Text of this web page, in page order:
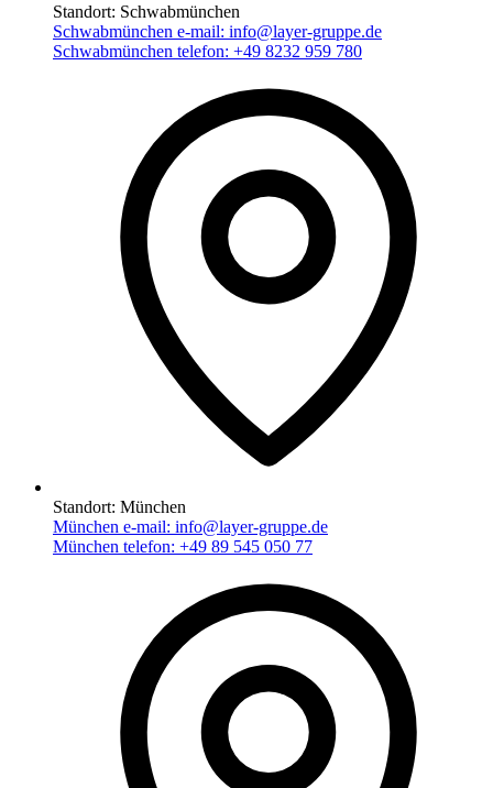
Standort: Schwabmünchen
Schwabmünchen e-mail: info@layer-gruppe.de
Schwabmünchen telefon: +49 8232 959 780
Standort: München
München e-mail: info@layer-gruppe.de
München telefon: +49 89 545 050 77